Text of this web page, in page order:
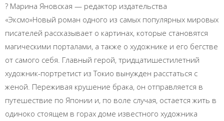
? Марина Яновская — редактор издательства
«Эксмо»Новый роман одного из самых популярных мировых
писателей рассказывает о картинах, которые становятся
магическими порталами, а также о художнике и его бегстве
от самого себя. Главный герой, тридцатишестилетний
художник-портретист из Токио вынужден расстаться с
женой. Переживая крушение брака, он отправляется в
путешествие по Японии и, по воле случая, остается жить в
одиноко стоящем в горах доме известного художника